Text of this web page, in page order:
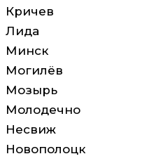
Кричев
Лида
Минск
Могилёв
Мозырь
Молодечно
Несвиж
Новополоцк